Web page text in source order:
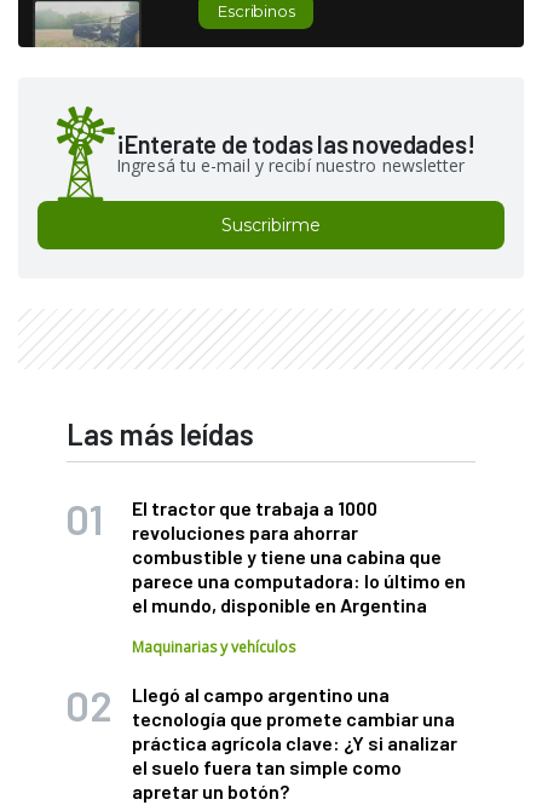
Escribinos
¡Enterate de todas las novedades!
Ingresá tu e-mail y recibí nuestro newsletter
Suscribirme
Las más leídas
El tractor que trabaja a 1000
revoluciones para ahorrar
combustible y tiene una cabina que
parece una computadora: lo último en
el mundo, disponible en Argentina
Maquinarias y vehículos
Llegó al campo argentino una
tecnología que promete cambiar una
práctica agrícola clave: ¿Y si analizar
el suelo fuera tan simple como
apretar un botón?